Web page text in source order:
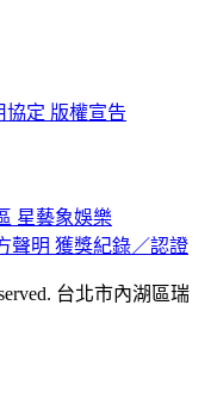
協定 版權宣告
星藝象娛樂
聲明 獲獎紀錄／認證
台北市內湖區瑞